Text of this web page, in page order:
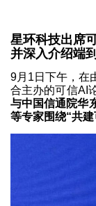
星环科技出席
并深入介绍端
9月1日下午，在
合主办的可信AI
与中国信通院华
等专家围绕“共